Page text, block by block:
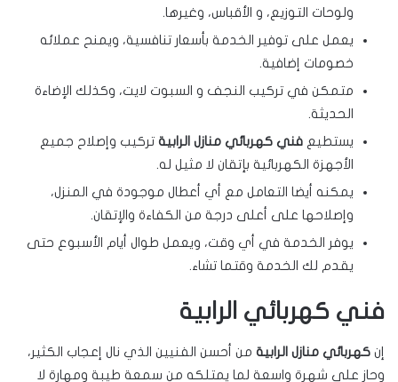
ولوحات التوزيع، و الأقباس، وغيرها.
يعمل على توفير الخدمة بأسعار تنافسية، ويمنح عملائه
خصومات إضافية.
متمكن في تركيب النجف و السبوت لايت، وكذلك الإضاءة
الحديثة.
يستطيع فني كهربائي منازل الرابية تركيب وإصلاح جميع
الأجهزة الكهربائية بإتقان لا مثيل له.
يمكنه أيضا التعامل مع أي أعطال موجودة في المنزل،
وإصلاحها على أعلى درجة من الكفاءة والإتقان.
يوفر الخدمة في أي وقت، ويعمل طوال أيام الأسبوع حتى
يقدم لك الخدمة وقتما تشاء.
فني كهربائي الرابية
إن كهربائي منازل الرابية من أحسن الفنيين الذي نال إعجاب الكثير،
وحاز على شهرة واسعة لما يمتلكه من سمعة طيبة ومهارة لا